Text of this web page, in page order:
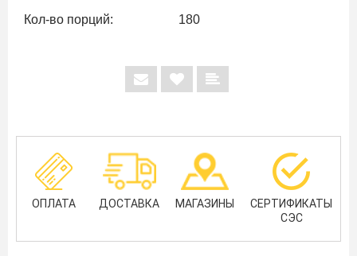
Кол-во порций: 180
ОПЛАТА ДОСТАВКА МАГАЗИНЫ
СЕРТИФИКАТЫ
СЭС